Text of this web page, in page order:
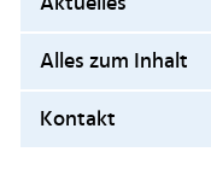
Alles zum Inhalt
Kontakt